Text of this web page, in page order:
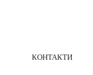
КОНТАКТИ